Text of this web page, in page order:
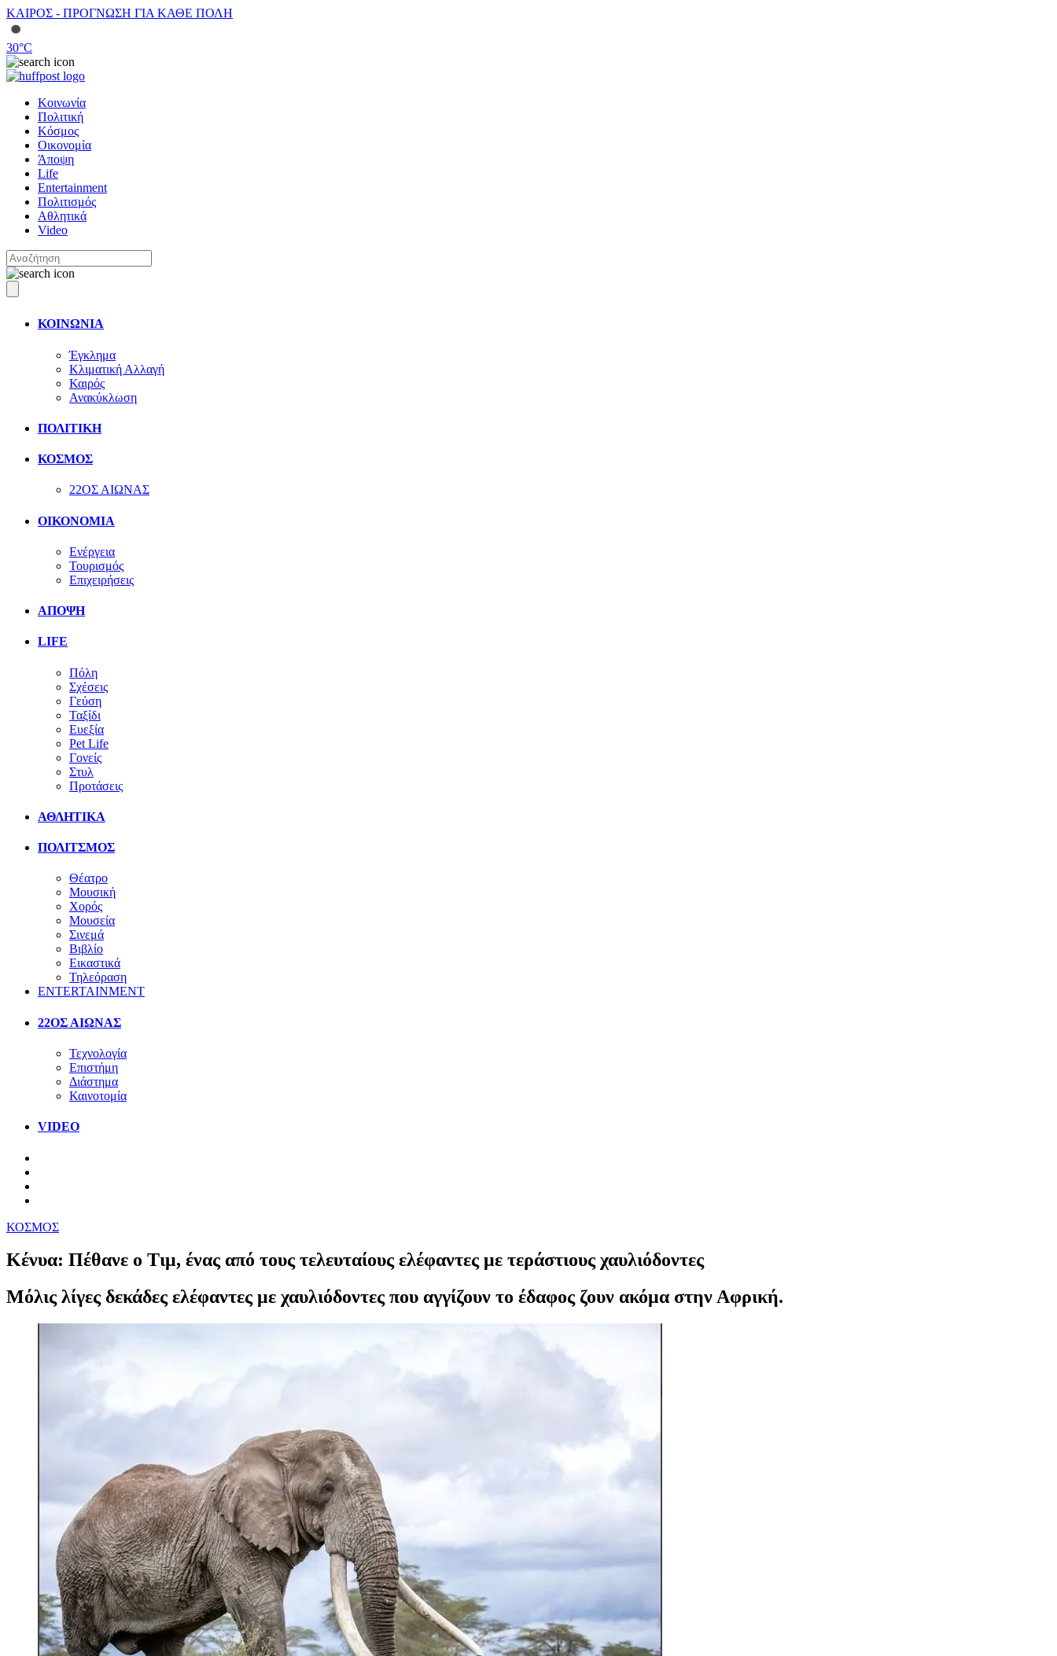
ΚΑΙΡΟΣ - ΠΡΟΓΝΩΣΗ ΓΙΑ ΚΑΘΕ ΠΟΛΗ
30°C
Κοινωνία
Πολιτική
Κόσμος
Οικονομία
Άποψη
Life
Entertainment
Πολιτισμός
Αθλητικά
Video
ΚΟΙΝΩΝΙΑ
Έγκλημα
Κλιματική Αλλαγή
Καιρός
Ανακύκλωση
ΠΟΛΙΤΙΚΗ
ΚΟΣΜΟΣ
22ΟΣ ΑΙΩΝΑΣ
ΟΙΚΟΝΟΜΙΑ
Ενέργεια
Τουρισμός
Επιχειρήσεις
ΑΠΟΨΗ
LIFE
Πόλη
Σχέσεις
Γεύση
Ταξίδι
Ευεξία
Pet Life
Γονείς
Στυλ
Προτάσεις
ΑΘΛΗΤΙΚΑ
ΠΟΛΙΤΣΜΟΣ
Θέατρο
Μουσική
Χορός
Μουσεία
Σινεμά
Βιβλίο
Εικαστικά
Τηλεόραση
ENTERTAINMENT
22ΟΣ ΑΙΩΝΑΣ
Τεχνολογία
Επιστήμη
Διάστημα
Καινοτομία
VIDEO
ΚΟΣΜΟΣ
Κένυα: Πέθανε ο Τιμ, ένας από τους τελευταίους ελέφαντες με τεράστιους χαυλιόδοντες
Mόλις λίγες δεκάδες ελέφαντες με χαυλιόδοντες που αγγίζουν το έδαφος ζουν ακόμα στην Αφρική.